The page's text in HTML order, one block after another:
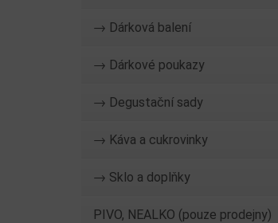
→ Dárková balení
→ Dárkové poukazy
→ Degustační sady
→ Káva a cukrovinky
→ Sklo a doplňky
PIVO, NEALKO (pouze prodejny)